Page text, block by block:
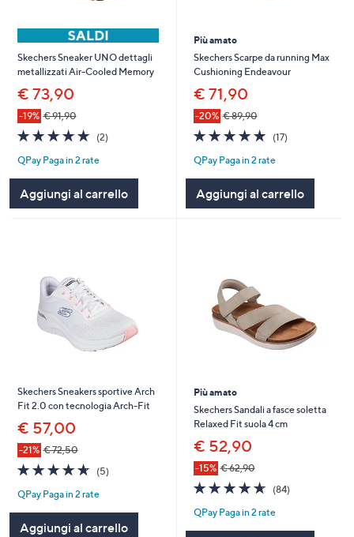
Skechers Sneaker UNO dettagli
metallizzati Air-Cooled Memory
€ 73,90
-19% € 91,90
5.0
of
5
(2)2
QPay Paga in 2 rate
Aggiungi al carrello
Più amato
Skechers Scarpe da running Max
Cushioning Endeavour
€ 71,90
-20% € 89,90
5.0
of
5
(17)17
QPay Paga in 2 rate
Aggiungi al carrello
Skechers Sneakers sportive Arch
Fit 2.0 con tecnologia Arch-Fit
€ 57,00
-21% € 72,50
4.6
of
5
(5)5
QPay Paga in 2 rate
Aggiungi al carrello
Più amato
Skechers Sandali a fasce soletta
Relaxed Fit suola 4 cm
€ 52,90
-15% € 62,90
4.6
of
5
(84)84
QPay Paga in 2 rate